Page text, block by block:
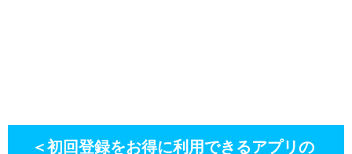
＜初回登録をお得に利用できるアプリの